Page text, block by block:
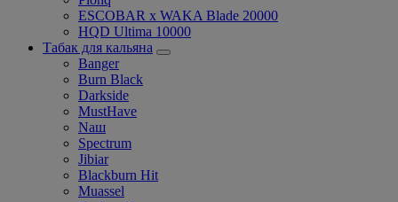
ESCOBAR x WAKA Blade 20000
HQD Ultima 10000
Табак для кальяна
Banger
Burn Black
Darkside
MustHave
Nаш
Spectrum
Jibiar
Blackburn Hit
Muassel